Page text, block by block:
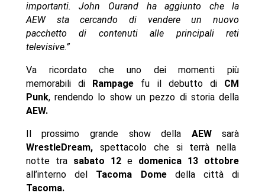
importanti. John Ourand ha aggiunto che la
AEW sta cercando di vendere un nuovo
pacchetto di contenuti alle principali reti
televisive.”
Va ricordato che uno dei momenti più
memorabili di
Rampage fu il debutto diCM
Punk, rendendo lo show un pezzo di storia della
AEW.
Il prossimo grande show della AEWsarà
WrestleDream, spettacolo che si terrà nella
notte tra sabato 12e domenica 13 ottobre
all’interno del Tacoma Domedella città di
Tacoma.